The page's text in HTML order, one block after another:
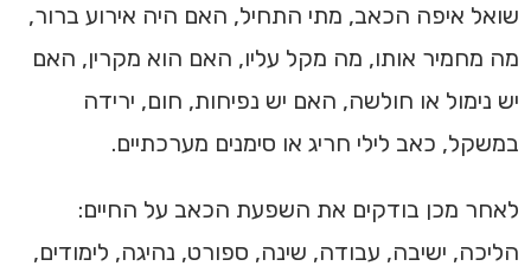
שואל איפה הכאב, מתי התחיל, האם היה אירוע ברור,
מה מחמיר אותו, מה מקל עליו, האם הוא מקרין, האם
יש נימול או חולשה, האם יש נפיחות, חום, ירידה
במשקל, כאב לילי חריג או סימנים מערכתיים.
לאחר מכן בודקים את השפעת הכאב על החיים:
הליכה, ישיבה, עבודה, שינה, ספורט, נהיגה, לימודים,